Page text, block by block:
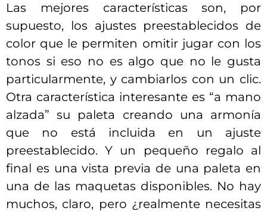
Las mejores características son, por
supuesto, los ajustes preestablecidos de
color que le permiten omitir jugar con los
tonos si eso no es algo que no le gusta
particularmente, y cambiarlos con un clic.
Otra característica interesante es “a mano
alzada” su paleta creando una armonía
que no está incluida en un ajuste
preestablecido. Y un pequeño regalo al
final es una vista previa de una paleta en
una de las maquetas disponibles. No hay
muchos, claro, pero ¿realmente necesitas